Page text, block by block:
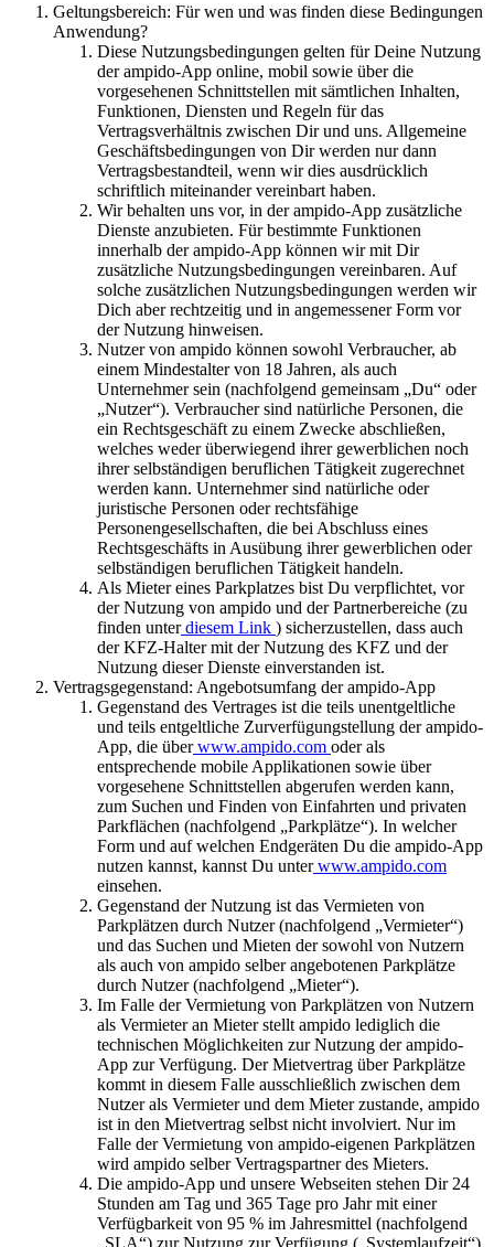
Geltungsbereich: Für wen und was finden diese Bedingungen
Anwendung?
Diese Nutzungsbedingungen gelten für Deine Nutzung
der ampido-App online, mobil sowie über die
vorgesehenen Schnittstellen mit sämtlichen Inhalten,
Funktionen, Diensten und Regeln für das
Vertragsverhältnis zwischen Dir und uns. Allgemeine
Geschäftsbedingungen von Dir werden nur dann
Vertragsbestandteil, wenn wir dies ausdrücklich
schriftlich miteinander vereinbart haben.
Wir behalten uns vor, in der ampido-App zusätzliche
Dienste anzubieten. Für bestimmte Funktionen
innerhalb der ampido-App können wir mit Dir
zusätzliche Nutzungsbedingungen vereinbaren. Auf
solche zusätzlichen Nutzungsbedingungen werden wir
Dich aber rechtzeitig und in angemessener Form vor
der Nutzung hinweisen.
Nutzer von ampido können sowohl Verbraucher, ab
einem Mindestalter von 18 Jahren, als auch
Unternehmer sein (nachfolgend gemeinsam „Du“ oder
„Nutzer“). Verbraucher sind natürliche Personen, die
ein Rechtsgeschäft zu einem Zwecke abschließen,
welches weder überwiegend ihrer gewerblichen noch
ihrer selbständigen beruflichen Tätigkeit zugerechnet
werden kann. Unternehmer sind natürliche oder
juristische Personen oder rechtsfähige
Personengesellschaften, die bei Abschluss eines
Rechtsgeschäfts in Ausübung ihrer gewerblichen oder
selbständigen beruflichen Tätigkeit handeln.
Als Mieter eines Parkplatzes bist Du verpflichtet, vor
der Nutzung von ampido und der Partnerbereiche (zu
finden unterdiesem Link ) sicherzustellen, dass auch
der KFZ-Halter mit der Nutzung des KFZ und der
Nutzung dieser Dienste einverstanden ist.
Vertragsgegenstand: Angebotsumfang der ampido-App
Gegenstand des Vertrages ist die teils unentgeltliche
und teils entgeltliche Zurverfügungstellung der ampido-
App, die überwww.ampido.com oder als
entsprechende mobile Applikationen sowie über
vorgesehene Schnittstellen abgerufen werden kann,
zum Suchen und Finden von Einfahrten und privaten
Parkflächen (nachfolgend „Parkplätze“). In welcher
Form und auf welchen Endgeräten Du die ampido-App
nutzen kannst, kannst Du unterwww.ampido.com
einsehen.
Gegenstand der Nutzung ist das Vermieten von
Parkplätzen durch Nutzer (nachfolgend „Vermieter“)
und das Suchen und Mieten der sowohl von Nutzern
als auch von ampido selber angebotenen Parkplätze
durch Nutzer (nachfolgend „Mieter“).
Im Falle der Vermietung von Parkplätzen von Nutzern
als Vermieter an Mieter stellt ampido lediglich die
technischen Möglichkeiten zur Nutzung der ampido-
App zur Verfügung. Der Mietvertrag über Parkplätze
kommt in diesem Falle ausschließlich zwischen dem
Nutzer als Vermieter und dem Mieter zustande, ampido
ist in den Mietvertrag selbst nicht involviert. Nur im
Falle der Vermietung von ampido-eigenen Parkplätzen
wird ampido selber Vertragspartner des Mieters.
Die ampido-App und unsere Webseiten stehen Dir 24
Stunden am Tag und 365 Tage pro Jahr mit einer
Verfügbarkeit von 95 % im Jahresmittel (nachfolgend
„SLA“) zur Nutzung zur Verfügung („Systemlaufzeit“).